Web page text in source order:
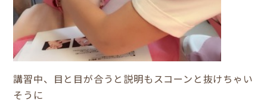
講習中、目と目が合うと説明もスコーンと抜けちゃい
そうに